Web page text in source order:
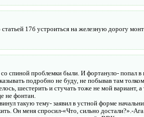
17б устроиться на железную дорогу
спиной проблемки были. И фортануло- попал в
подробно не буду, не побывав там
шестерить и стучать тоже не мой вариант, а
не фонтан.
такую тему- заявил в устной форме
Он меня спросил-«Что, сильно достали?».-